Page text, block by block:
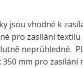
jsou vhodné k
pro zasílání textilu
neprůhledné.
350 mm pro zasílání